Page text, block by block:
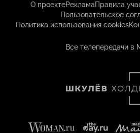
О проектеРекламаПравила
Пользовательское
Политика использования cookies
Все телепередачи в